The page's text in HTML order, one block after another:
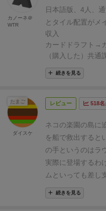
パスになっており
もう猫を捕まえる
のカード
す。 黄色のカード
共通サプライ的
猫と一緒に出てく
がカードによって
す。こいつが強い
ャックスは配置直
ます。書いてみると
ャックスはマスの
で流れてきたら取
ドは任意のタイミ
す。船の状況によ
品を蹴った。・パ
ゲーム、正直言う
のため、ボーナス
ボーナスカードを
かなり楽しい作品。
は人を選ぶと思う
から和訳がとにか
切れれば初心者に
けに惜しい。日本
以上、和訳のハー
ではあるけども遊
い、そしてカワイ
りでコストが安い
ンが下がります。
余裕がありすぎて
当初は「テラフォ
いうことで興味津
資金に余裕がない
部買えばいいやっ
限です。特に縛り
おいた方が状況に
した。しかしガン
はすぐれないよう
で、様々なゲーム
れていると思いま
たというデザイナ
いだ人が勝ち。
【
「アグリコラ」の
目的カードを上手
ト(戦略)がゲーム
流ししており、そ
置の部分ですが、
追加の得点システ
その点は「コンコ
した。いやー、今
ード。なるべく大
残りました。今回
日本語版、4人、
とタイル配置がメ
収入
カードドラフト→
（購入した）共
を伏せる
救出カードをプレ
以上を5ラウンド繰
点になる目標は
課題で25点くらい
1個（3点）、ペナ
とで1位。4位でも
た。 難しいのはカ
およびどのマスを
ードによって方向
続きを見る
カノーネ＠
WTR
レビュー 518名
ネコの楽園の島に
を船で救出すると
の手というのはラ
実際に登場するわ
ムといっても差し
ソロルールも踏ま
徴は船ボードに配
続きを見る
たまご
ダイスケ